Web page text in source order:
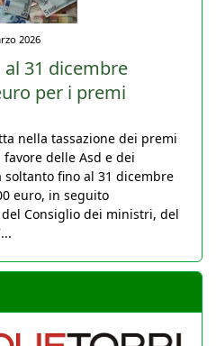
2026
31 dicembre
per i premi
nella tassazione dei premi
delle Asd e dei
fino al 31 dicembre
euro, in seguito
Consiglio dei ministri, del